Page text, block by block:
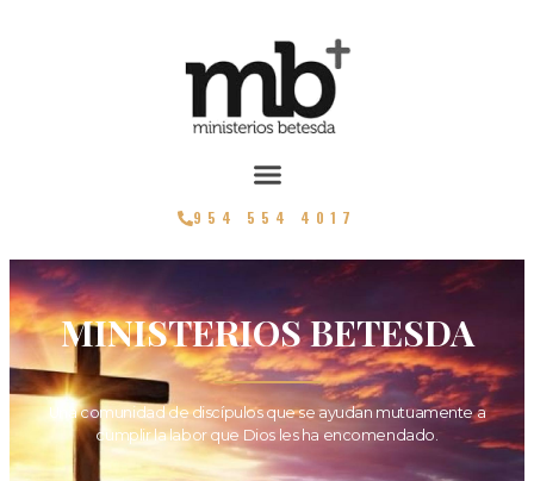
954 554 4017
MINISTERIOS BETESDA
Una comunidad de discípulos que se ayudan mutuamente a
cumplir la labor que Dios les ha encomendado.